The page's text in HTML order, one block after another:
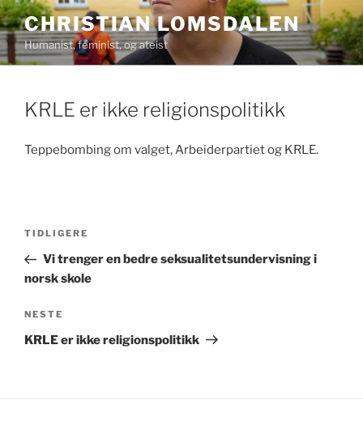
Gå
til
innhold
CHRISTIAN LOMSDALEN
Humanist, feminist, og ateist
KRLE er ikke religionspolitikk
Teppebombing om valget, Arbeiderpartiet og KRLE.
Innleggsnavigasjon
Forrige
innlegg
TIDLIGERE
Vi trenger en bedre seksualitetsundervisning i
norsk skole
Neste
innlegg
NESTE
KRLE er ikke religionspolitikk